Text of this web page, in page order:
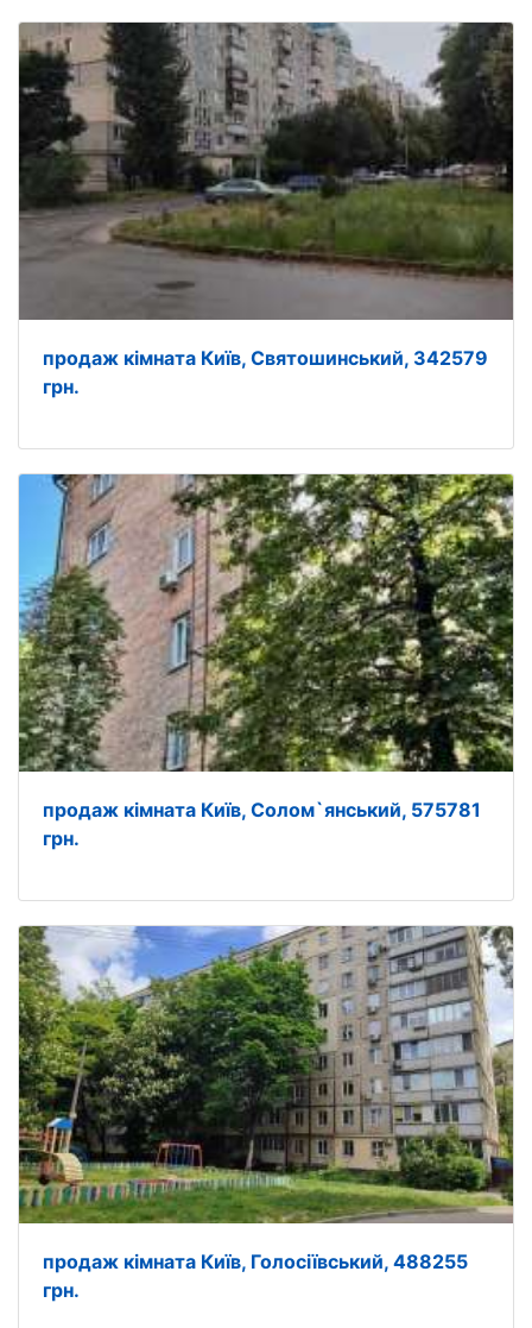
продаж кімната Київ, Святошинський, 342579
грн.
продаж кімната Київ, Солом`янський, 575781
грн.
продаж кімната Київ, Голосіївський, 488255
грн.